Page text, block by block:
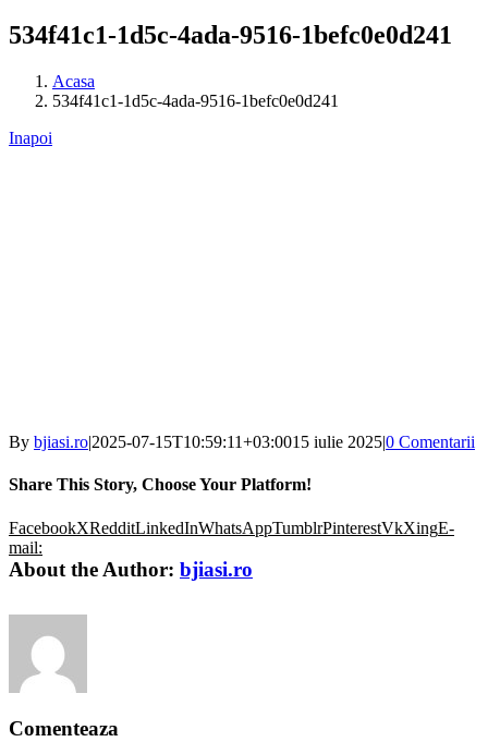
534f41c1-1d5c-4ada-9516-1befc0e0d241
Acasa
534f41c1-1d5c-4ada-9516-1befc0e0d241
Inapoi
By bjiasi.ro|2025-07-15T10:59:11+03:0015 iulie 2025|0 Comentarii
Share This Story, Choose Your Platform!
FacebookXRedditLinkedInWhatsAppTumblrPinterestVkXingE-
mail:
About the Author: bjiasi.ro
Comenteaza